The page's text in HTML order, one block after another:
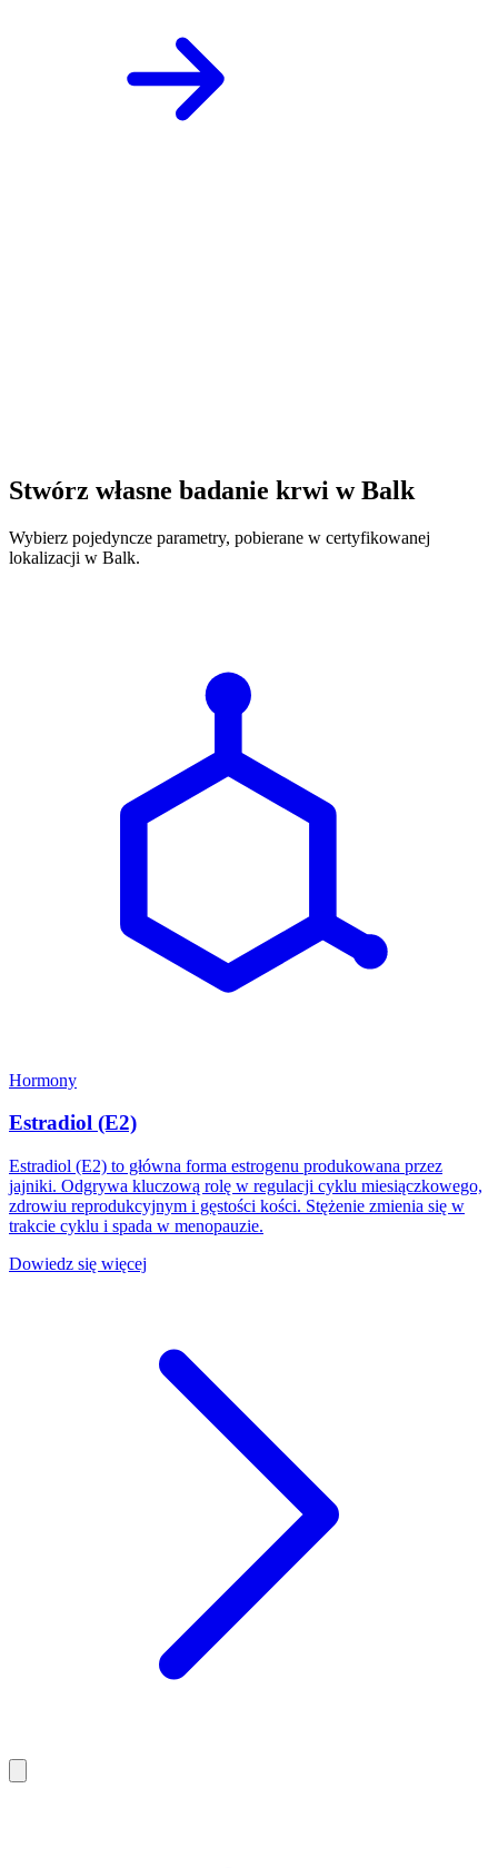
Stwórz własne badanie krwi w Balk
Wybierz pojedyncze parametry, pobierane w certyfikowanej
lokalizacji w Balk.
Hormony
Estradiol (E2)
Estradiol (E2) to główna forma estrogenu produkowana przez
jajniki. Odgrywa kluczową rolę w regulacji cyklu miesiączkowego,
zdrowiu reprodukcyjnym i gęstości kości. Stężenie zmienia się w
trakcie cyklu i spada w menopauzie.
Dowiedz się więcej